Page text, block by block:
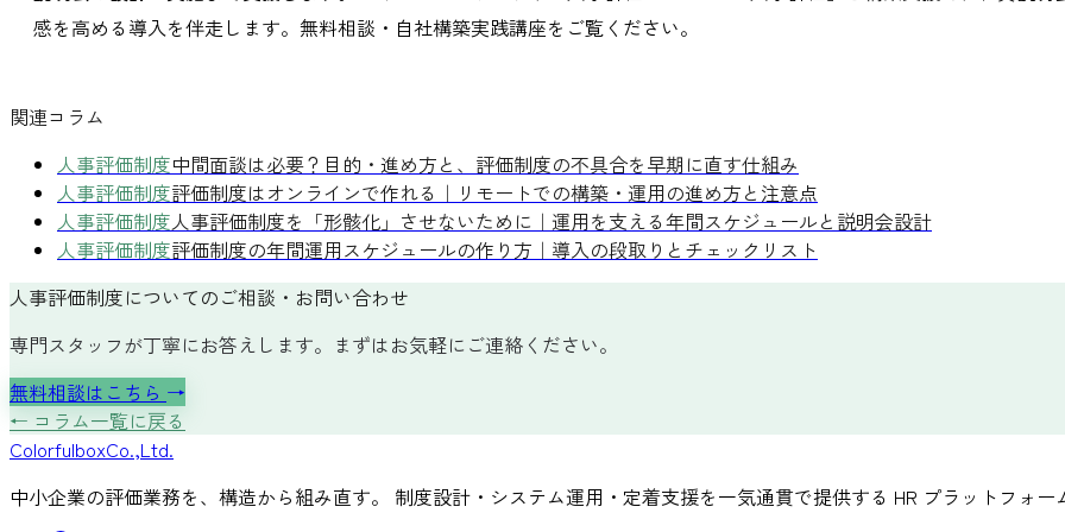
感を高める導入を伴走します。無料相談・自社構築実践講座をご覧ください。
関連コラム
人事評価制度中間面談は必要？目的・進め方と、評価制度の不具合を早期に直す仕組み
人事評価制度評価制度はオンラインで作れる｜リモートでの構築・運用の進め方と注意点
人事評価制度人事評価制度を「形骸化」させないために｜運用を支える年間スケジュールと説明会設計
人事評価制度評価制度の年間運用スケジュールの作り方｜導入の段取りとチェックリスト
人事評価制度についてのご相談・お問い合わせ
専門スタッフが丁寧にお答えします。まずはお気軽にご連絡ください。
無料相談はこちら →
← コラム一覧に戻る
ColorfulboxCo.,Ltd.
中小企業の評価業務を、構造から組み直す。 制度設計・システム運用・定着支援を一気通貫で提供する HR プラットフォー